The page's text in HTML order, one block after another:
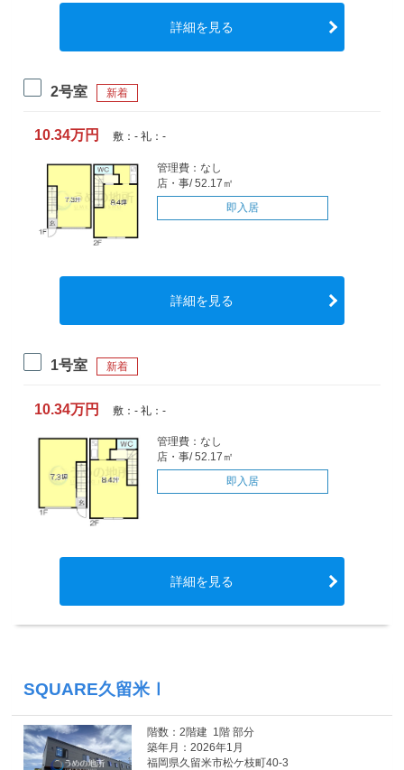
詳細を見る
2号室 新着
10.34万円 敷：- 礼：-
管理費：なし
店・事/ 52.17㎡
即入居
詳細を見る
1号室 新着
10.34万円 敷：- 礼：-
管理費：なし
店・事/ 52.17㎡
即入居
詳細を見る
SQUARE久留米Ⅰ
階数：2階建 1階 部分
築年月：2026年1月
福岡県久留米市松ケ枝町40-3